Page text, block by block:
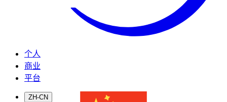
个人
商业
平台
ZH-CN